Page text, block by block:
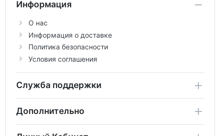
Информация
О нас
Информация о доставке
Политика безопасности
Условия соглашения
Служба поддержки
Дополнительно